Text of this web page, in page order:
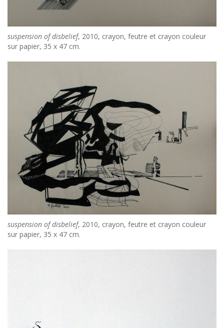
suspension of disbelief, 2010, crayon, feutre et crayon couleur
sur papier, 35 x 47 cm.
suspension of disbelief, 2010, crayon, feutre et crayon couleur
sur papier, 35 x 47 cm.